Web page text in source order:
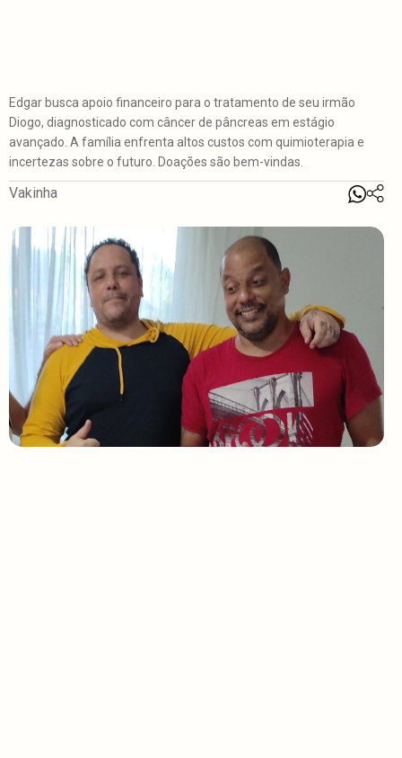
Edgar busca apoio financeiro para o tratamento de seu irmão
Diogo, diagnosticado com câncer de pâncreas em estágio
avançado. A família enfrenta altos custos com quimioterapia e
incertezas sobre o futuro. Doações são bem-vindas.
Vakinha